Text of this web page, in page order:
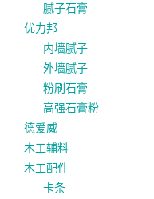
腻子石膏
优力邦
内墙腻子
外墙腻子
粉刷石膏
高强石膏粉
德爱威
木工辅料
木工配件
卡条